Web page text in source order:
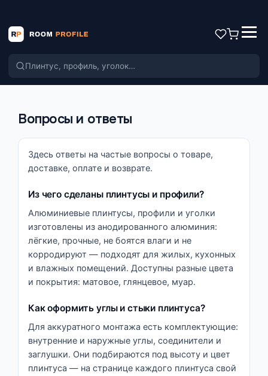
Поиск по каталогу
Вопросы и ответы
Здесь ответы на частые вопросы о товаре,
доставке, оплате и возврате.
Из чего сделаны плинтусы и профили?
Алюминиевые плинтусы, профили и уголки
изготовлены из анодированного алюминия:
лёгкие, прочные, не боятся влаги и не
корродируют — подходят для жилых, кухонных
и влажных помещений. Доступны разные цвета
и покрытия: матовое, глянцевое, муар.
Как оформить углы и стыки плинтуса?
Для аккуратного монтажа есть комплектующие:
внутренние и наружные углы, соединители и
заглушки. Они подбираются под высоту и цвет
плинтуса — на странице каждого плинтуса свой